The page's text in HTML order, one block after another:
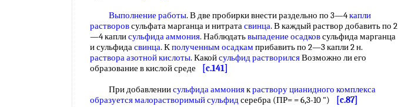
Выполнение работы. В две пробирки внести раздельно по 3—4капли
растворовсульфата марганца и нитратасвинца. В каждый раствор добавить по 2
—4 каплисульфида аммония. Наблюдатьвыпадение осадковсульфида марганца
и сульфидасвинца. Кполученным осадкам прибавить по 2—3 капли 2 н.
раствора азотной кислоты. Какойсульфид растворилсяВозможно ли его
образование в кислой среде
[c.141]
При добавлениисульфида аммониякраствору цианидного комплекса
образуетсямалорастворимый сульфидсеребра (ПР= = 6,3-10 ")
[c.87]